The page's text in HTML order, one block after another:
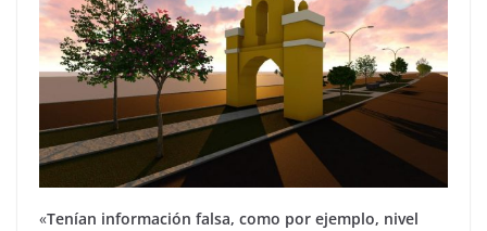
«Tenían información falsa, como por ejemplo, nivel